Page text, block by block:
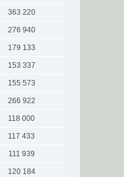
363 220
276 940
179 133
153 337
155 573
266 922
118 000
117 433
111 939
120 184